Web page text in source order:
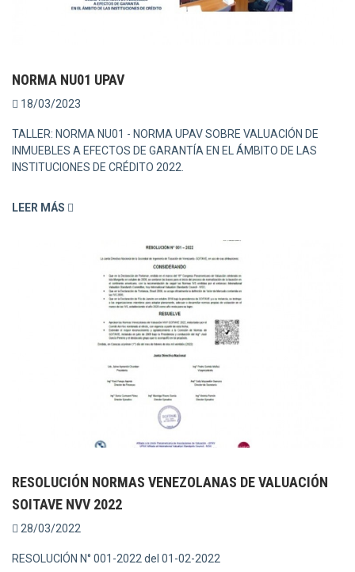
NORMA NU01 UPAV
18/03/2023
TALLER: NORMA NU01 - NORMA UPAV SOBRE VALUACIÓN DE
INMUEBLES A EFECTOS DE GARANTÍA EN EL ÁMBITO DE LAS
INSTITUCIONES DE CRÉDITO 2022.
LEER MÁS
RESOLUCIÓN NORMAS VENEZOLANAS DE VALUACIÓN
SOITAVE NVV 2022
28/03/2022
RESOLUCIÓN N° 001-2022 del 01-02-2022